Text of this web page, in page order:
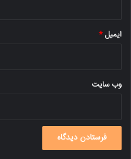
ایمیل*
وب‌ سایت